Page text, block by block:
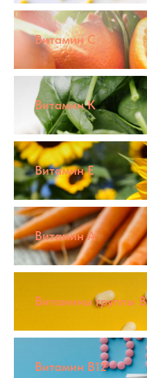
Витамин С
Витамин К
Витамин Е
Витамин А
Витамины группы B
Витамин B12